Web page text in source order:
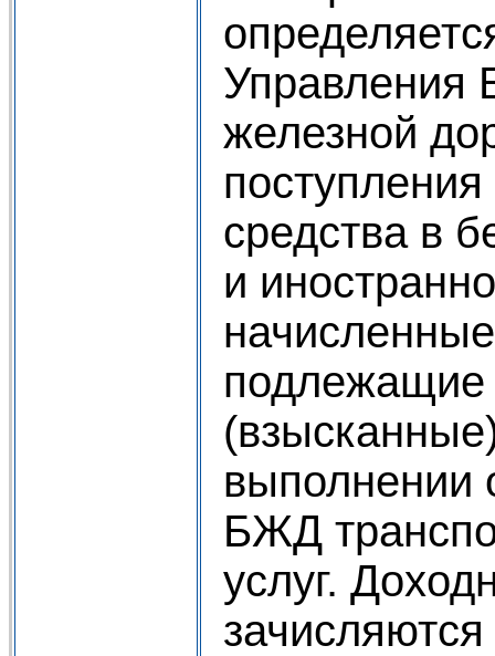
Управления
железной
средства в
и
подлежащие
выполнении
БЖД
услуг.